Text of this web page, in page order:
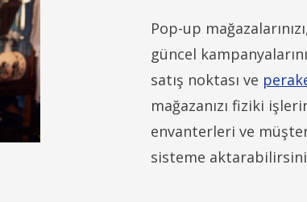
Pop-up
güncel
satış noktası ve
mağazanızı fiziki
envanterleri ve
sisteme